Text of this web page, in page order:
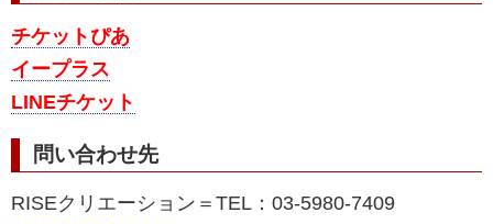
チケットぴあ
イープラス
LINEチケット
問い合わせ先
RISEクリエーション＝TEL：03-5980-7409